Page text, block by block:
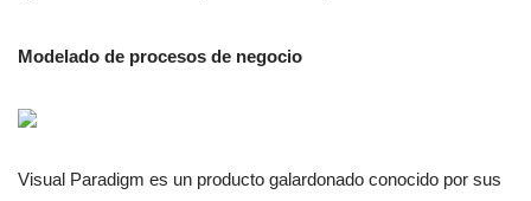
Modelado de procesos de negocio
Visual Paradigm es un producto galardonado conocido por sus